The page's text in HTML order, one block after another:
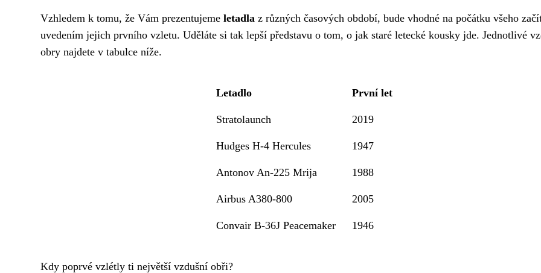
Vzhledem k tomu, že Vám prezentujeme letadla z různých časových období, bude vhodné na počátku všeho
uvedením jejich prvního vzletu. Uděláte si tak lepší představu o tom, o jak staré letecké kousky jde. Jednotlivé
obry najdete v tabulce níže.
Letadlo První let
Stratolaunch 2019
Hudges H-4 Hercules 1947
Antonov An-225 Mrija 1988
Airbus A380-800 2005
Convair B-36J Peacemaker 1946
Kdy poprvé vzlétly ti největší vzdušní obři?